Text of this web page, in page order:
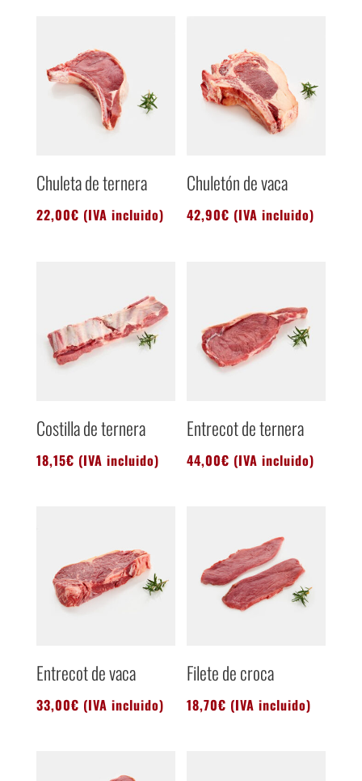
Chuleta de ternera
22,00€ (IVA incluido)
Chuletón de vaca
42,90€ (IVA incluido)
Costilla de ternera
18,15€ (IVA incluido)
Entrecot de ternera
44,00€ (IVA incluido)
Entrecot de vaca
33,00€ (IVA incluido)
Filete de croca
18,70€ (IVA incluido)